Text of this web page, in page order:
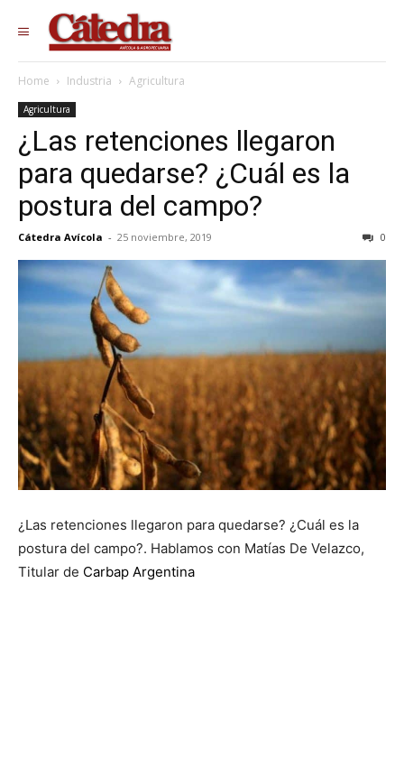
Home Industria Agricultura
Agricultura
¿Las retenciones llegaron
para quedarse? ¿Cuál es la
postura del campo?
Cátedra Avícola - 25 noviembre, 2019 0
¿Las retenciones llegaron para quedarse? ¿Cuál es la
postura del campo?. Hablamos con Matías De Velazco,
Titular de Carbap Argentina